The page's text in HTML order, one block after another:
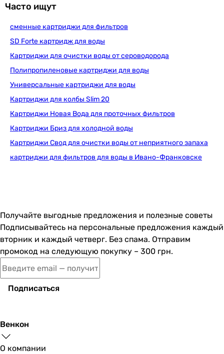
Ecosoft CRVK3AQRECO (для
519
Ecosoft CRVKAQRECO (для
229 грн
479грн Купить
479
Часто ищут
сменные картриджи для фильтров
SD Forte картридж для воды
Картриджи для очистки воды от сероводорода
Полипропиленовые картриджи для воды
Универсальные картриджи для воды
Картриджи для колбы Slim 20
Картриджи Новая Вода для проточных фильтров
Картриджи Бриз для холодной воды
Картриджи Свод для очистки воды от неприятного запаха
картриджи для фильтров для воды в Ивано-Франковске
Получайте выгодные предложения и полезные советы
Подписывайтесь на персональные предложения каждый
вторник и каждый четверг. Без спама. Отправим
промокод на следующую покупку – 300 грн.
Подписаться
Венкон
О компании